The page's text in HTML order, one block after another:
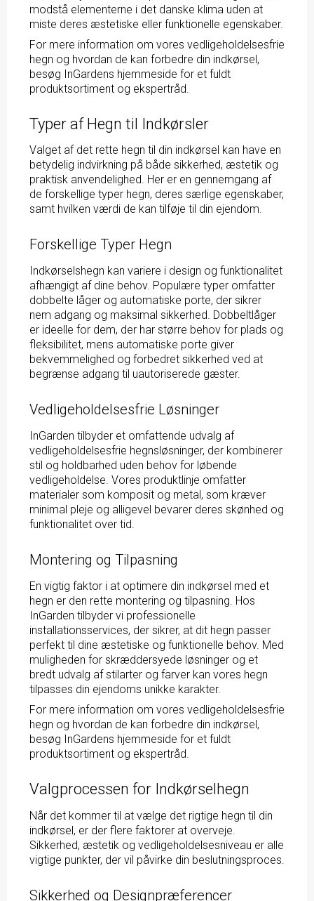
modstå elementerne i det danske klima uden at
miste deres æstetiske eller funktionelle egenskaber.
For mere information om vores vedligeholdelsesfrie
hegn og hvordan de kan forbedre din indkørsel,
besøg InGardens hjemmeside for et fuldt
produktsortiment og ekspertråd.
Typer af Hegn til Indkørsler
Valget af det rette hegn til din indkørsel kan have en
betydelig indvirkning på både sikkerhed, æstetik og
praktisk anvendelighed. Her er en gennemgang af
de forskellige typer hegn, deres særlige egenskaber,
samt hvilken værdi de kan tilføje til din ejendom.
Forskellige Typer Hegn
Indkørselshegn kan variere i design og funktionalitet
afhængigt af dine behov. Populære typer omfatter
dobbelte låger og automatiske porte, der sikrer
nem adgang og maksimal sikkerhed. Dobbeltlåger
er ideelle for dem, der har større behov for plads og
fleksibilitet, mens automatiske porte giver
bekvemmelighed og forbedret sikkerhed ved at
begrænse adgang til uautoriserede gæster.
Vedligeholdelsesfrie Løsninger
InGarden tilbyder et omfattende udvalg af
vedligeholdelsesfrie hegnsløsninger, der kombinerer
stil og holdbarhed uden behov for løbende
vedligeholdelse. Vores produktlinje omfatter
materialer som komposit og metal, som kræver
minimal pleje og alligevel bevarer deres skønhed og
funktionalitet over tid.
Montering og Tilpasning
En vigtig faktor i at optimere din indkørsel med et
hegn er den rette montering og tilpasning. Hos
InGarden tilbyder vi professionelle
installationsservices, der sikrer, at dit hegn passer
perfekt til dine æstetiske og funktionelle behov. Med
muligheden for skræddersyede løsninger og et
bredt udvalg af stilarter og farver kan vores hegn
tilpasses din ejendoms unikke karakter.
For mere information om vores vedligeholdelsesfrie
hegn og hvordan de kan forbedre din indkørsel,
besøg InGardens hjemmeside for et fuldt
produktsortiment og ekspertråd.
Valgprocessen for Indkørselhegn
Når det kommer til at vælge det rigtige hegn til din
indkørsel, er der flere faktorer at overveje.
Sikkerhed, æstetik og vedligeholdelsesniveau er alle
vigtige punkter, der vil påvirke din beslutningsproces.
Sikkerhed og Designpræferencer